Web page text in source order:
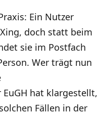
Ein Nutzer
doch statt beim
sie im Postfach
Wer trägt nun
EuGH hat klargestellt,
Fällen in der